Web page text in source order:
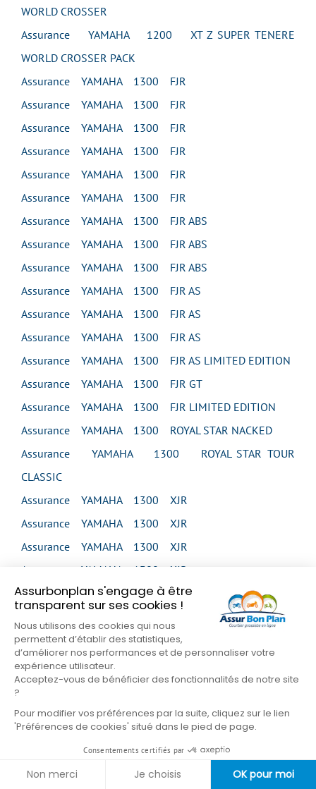
Assurbonplan s'engage à être
transparent sur ses cookies !
Nous utilisons des cookies qui nous
permettent d’établir des statistiques,
d’améliorer nos performances et de personnaliser votre
expérience utilisateur.
Acceptez-vous de bénéficier des fonctionnalités de notre site
?
Pour modifier vos préférences par la suite, cliquez sur le lien
'Préférences de cookies' situé dans le pied de page.
Consentements certifiés par
Non merci Je choisis OK pour moi
WORLD CROSSER
Assurance YAMAHA 1200 XT Z SUPER TENERE
WORLD CROSSER PACK
Assurance YAMAHA 1300 FJR
Assurance YAMAHA 1300 FJR
Assurance YAMAHA 1300 FJR
Assurance YAMAHA 1300 FJR
Assurance YAMAHA 1300 FJR
Assurance YAMAHA 1300 FJR
Assurance YAMAHA 1300 FJR ABS
Assurance YAMAHA 1300 FJR ABS
Assurance YAMAHA 1300 FJR ABS
Assurance YAMAHA 1300 FJR AS
Assurance YAMAHA 1300 FJR AS
Assurance YAMAHA 1300 FJR AS
Assurance YAMAHA 1300 FJR AS LIMITED EDITION
Assurance YAMAHA 1300 FJR GT
Assurance YAMAHA 1300 FJR LIMITED EDITION
Assurance YAMAHA 1300 ROYAL STAR NACKED
Assurance YAMAHA 1300 ROYAL STAR TOUR
CLASSIC
Assurance YAMAHA 1300 XJR
Assurance YAMAHA 1300 XJR
Assurance YAMAHA 1300 XJR
Assurance YAMAHA 1300 XJR
Assurance YAMAHA 1300 XJR SP
Assurance YAMAHA 1300 XVS MIDNIGHT STAR
Assurance YAMAHA 1300 XVS MIDNIGHT STAR
Assurance YAMAHA 1300 XVS TOUR CLASSIC
Assurance YAMAHA 1300 XVZ VENTURE
Assurance YAMAHA 1300 XVZ ROYAL STAR
VENTURE
Assurance YAMAHA 1600 XV WILD STAR
Assurance YAMAHA 1600 XV WILD STAR